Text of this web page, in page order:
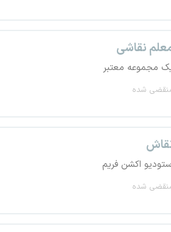
نقاشی
مجموعه معتبر
شده
اکشن فریم
شده